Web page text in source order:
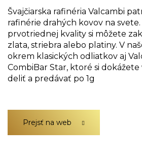
Švajčiarska rafinéria Valcambi
rafinérie drahých kovov na
prvotriednej kvality si môžete
zlata, striebra alebo platiny. V
okrem klasických odliatkov aj
CombiBar Star, ktoré si
deliť a predávať po 1g
Prejsť na web